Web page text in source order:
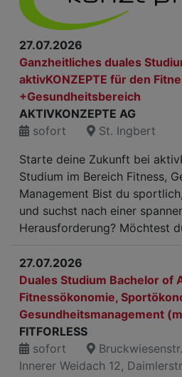
27.07.2026
Ganzheitliches duales
aktivKONZEPTE für den
+Gesundheitsbereich
AKTIVKONZEPTE AG
sofort
St. Ingbert
Starte deine Zukunft bei
Studium im Bereich Fitness,
Management Bist du
und suchst nach einer
Herausforderung? Möchtest
27.07.2026
Duales Studium Bachelor of
Fitnessökonomie,
Gesundheitsmanagement
FITFORLESS
sofort
Innerer Weidach 12,